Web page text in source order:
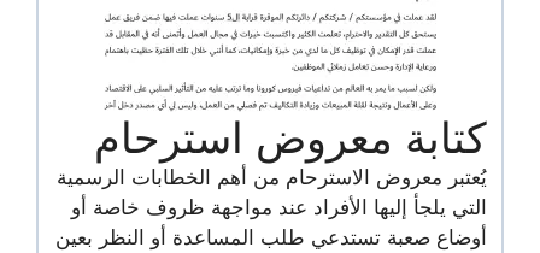
كتابة معروض استرحام
يُعتبر معروض الاسترحام من أهم الخطابات الرسمية
التي يلجأ إليها الأفراد عند مواجهة ظروف خاصة أو
أوضاع صعبة تستدعي طلب المساعدة أو النظر بعين